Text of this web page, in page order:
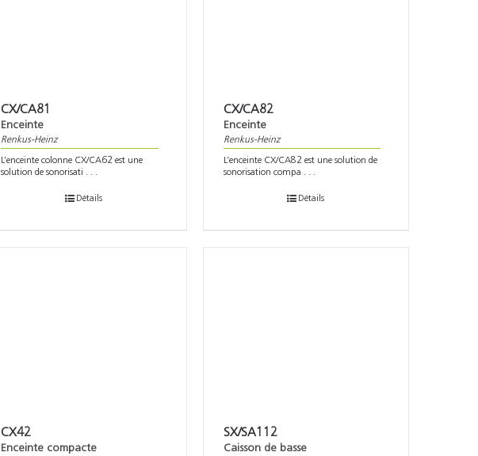
CX/CA81
Enceinte
Renkus-Heinz
L’enceinte colonne CX/CA62 est une
solution de sonorisati . . .
Détails
CX/CA82
Enceinte
Renkus-Heinz
L’enceinte CX/CA82 est une solution de
sonorisation compa . . .
Détails
CX42
Enceinte compacte
SX/SA112
Caisson de basse